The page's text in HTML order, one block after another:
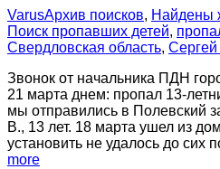
VarusАрхив поисков, Найдены
Поиск пропавших детей,
Свердловская область,
Звонок от начальника ПДН
21 марта днем: пропал 13-
мы отправились в Полевский
В., 13 лет. 18 марта ушел из
установить не удалось до сих
more